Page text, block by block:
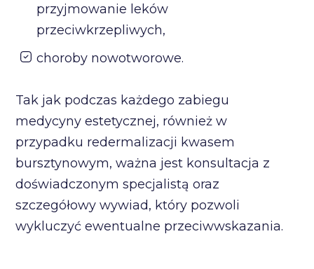
przyjmowanie leków
przeciwkrzepliwych,
choroby nowotworowe.
Tak jak podczas każdego zabiegu
medycyny estetycznej, również w
przypadku redermalizacji kwasem
bursztynowym, ważna jest konsultacja z
doświadczonym specjalistą oraz
szczegółowy wywiad, który pozwoli
wykluczyć ewentualne przeciwwskazania.